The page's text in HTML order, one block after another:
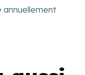
annuellement